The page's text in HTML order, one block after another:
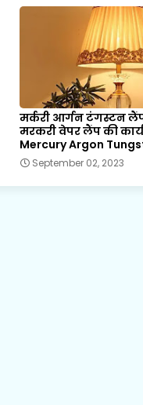
मर्करी आर्गन टंगस्टन
मरकरी वेपर लैंप की
Mercury Argon
September 02, 2023